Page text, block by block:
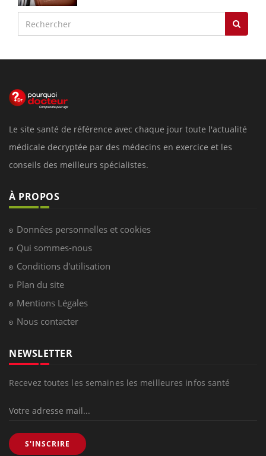
Le site santé de référence avec chaque jour toute l'actualité
médicale decryptée par des médecins en exercice et les
conseils des meilleurs spécialistes.
À PROPOS
Données personnelles et cookies
Qui sommes-nous
Conditions d'utilisation
Plan du site
Mentions Légales
Nous contacter
NEWSLETTER
Recevez toutes les semaines les meilleures infos santé
S'INSCRIRE